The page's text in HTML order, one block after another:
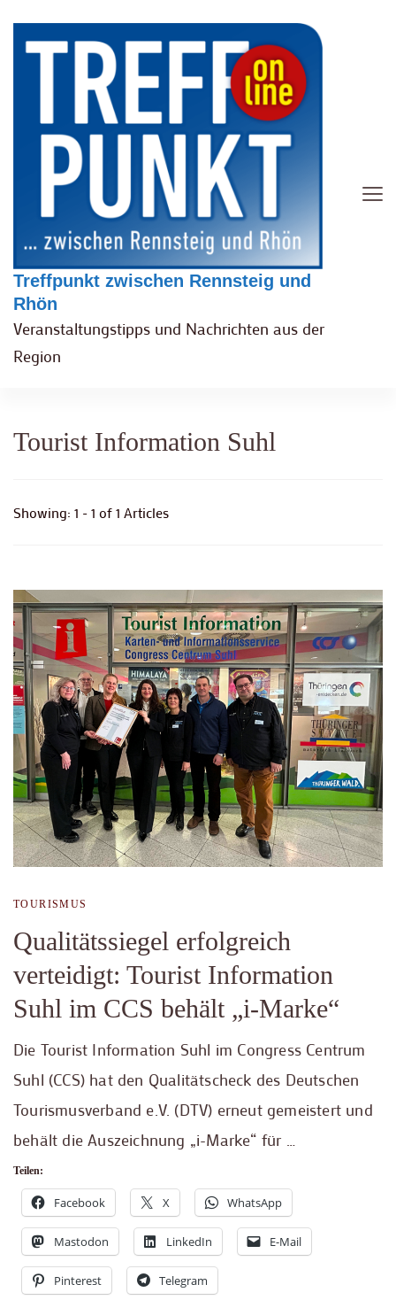
Treffpunkt zwischen Rennsteig und
Rhön
Veranstaltungstipps und Nachrichten aus der
Region
Tourist Information Suhl
Showing: 1 - 1 of 1 Articles
TOURISMUS
Qualitätssiegel erfolgreich
verteidigt: Tourist Information
Suhl im CCS behält „i-Marke“
Die Tourist Information Suhl im Congress Centrum
Suhl (CCS) hat den Qualitätscheck des Deutschen
Tourismusverband e.V. (DTV) erneut gemeistert und
behält die Auszeichnung „i-Marke“ für …
Teilen:
Facebook X WhatsApp
Mastodon LinkedIn E-Mail
Pinterest Telegram